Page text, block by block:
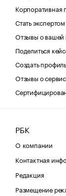
Корпоративная
Стать экспертом
Отзывы о
Поделиться
Создать
Отзывы о
РБК
О компании
Контактная
Редакция
Размещение